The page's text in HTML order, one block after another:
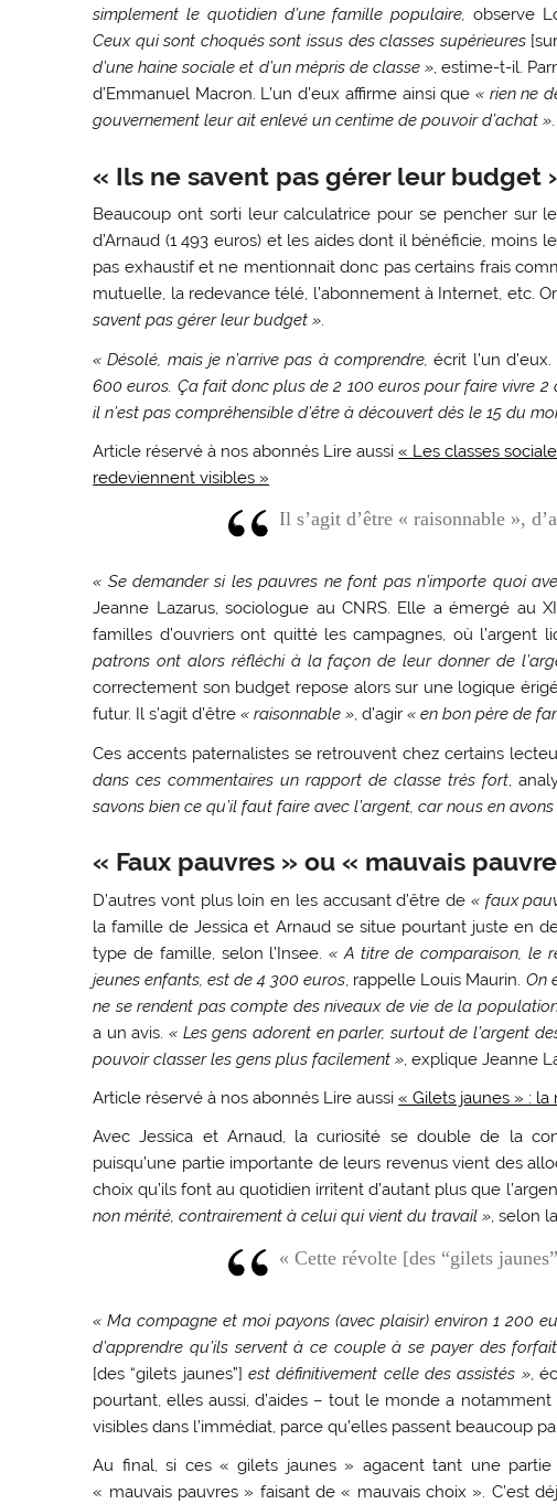
simplement le quotidien d’une famille populaire, observe
Ceux qui sont choqués sont issus des classes supérieures
d’une haine sociale et d’un mépris de classe », estime-t-il.
d’Emmanuel Macron. L’un d’eux affirme ainsi que « rien ne
gouvernement leur ait enlevé un centime de pouvoir d’achat ».
« Ils ne savent pas gérer leur budget
Beaucoup ont sorti leur calculatrice pour se pencher sur
d’Arnaud (1 493 euros) et les aides dont il bénéficie, moins
pas exhaustif et ne mentionnait donc pas certains frais
mutuelle, la redevance télé, l’abonnement à Internet, etc.
savent pas gérer leur budget ».
« Désolé, mais je n’arrive pas à comprendre, écrit l’un d’eux.
600 euros. Ça fait donc plus de 2 100 euros pour faire vivre
il n’est pas compréhensible d’être à découvert dès le 15 du
Article réservé à nos abonnés Lire aussi« Les classes
redeviennent visibles »
Il s’agit d’être « raisonnable »,
« Se demander si les pauvres ne font pas n’importe quoi
Jeanne Lazarus, sociologue au CNRS. Elle a émergé au
familles d’ouvriers ont quitté les campagnes, où
patrons ont alors réfléchi à la façon de leur donner de
correctement son budget repose alors sur une logique
futur. Il s’agit d’être« raisonnable », d’agir« en bon père de
Ces accents paternalistes se retrouvent chez certains
dans ces commentaires un rapport de classe très fort,
savons bien ce qu’il faut faire avec l’argent, car nous en
« Faux pauvres » ou « mauvais
D’autres vont plus loin en les accusant d’être de « faux
la famille de Jessica et Arnaud se situe pourtant juste en
type de famille, selon l’Insee. « A titre de comparaison, le
jeunes enfants, est de 4 300 euros , rappelle Louis Maurin. On
ne se rendent pas compte des niveaux de vie de la
a un avis. « Les gens adorent en parler, surtout de l’argent
pouvoir classer les gens plus facilement » , explique Jeanne
Article réservé à nos abonnés Lire aussi« Gilets jaunes » :
Avec Jessica et Arnaud, la curiosité se double de la
puisqu’une partie importante de leurs revenus vient des
choix qu’ils font au quotidien irritent d’autant plus que
non mérité, contrairement à celui qui vient du travail », selon
« Cette révolte [des “gilets
« Ma compagne et moi payons (avec plaisir) environ 1 200
d’apprendre qu’ils servent à ce couple à se payer des
[des “gilets jaunes”]est définitivement celle des assistés »,
pourtant, elles aussi, d’aides – tout le monde a
visibles dans l’immédiat, parce qu’elles passent beaucoup
Au final, si ces « gilets jaunes » agacent tant une
« mauvais pauvres » faisant de « mauvais choix ». C’est